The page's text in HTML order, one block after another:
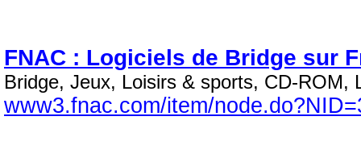
FNAC : Logiciels de Bridge sur
Bridge, Jeux, Loisirs & sports, CD-ROM,
www3.fnac.com/item/